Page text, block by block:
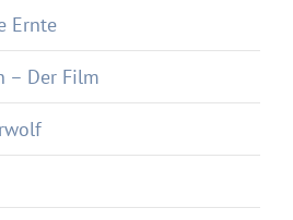
Ernte
– Der Film